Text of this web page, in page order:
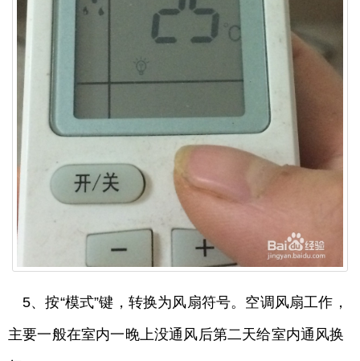
5、按“模式”键，转换为风扇符号。空调风扇工作，
主要一般在室内一晚上没通风后第二天给室内通风换